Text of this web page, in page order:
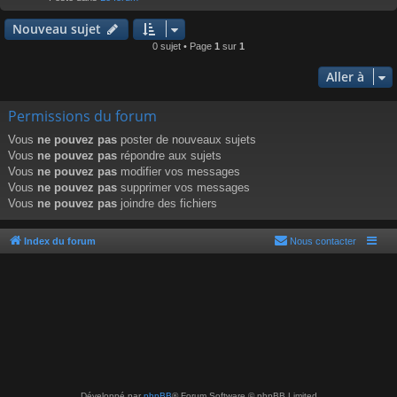
Nouveau sujet
0 sujet • Page 1 sur 1
Aller à
Permissions du forum
Vous ne pouvez pas poster de nouveaux sujets
Vous ne pouvez pas répondre aux sujets
Vous ne pouvez pas modifier vos messages
Vous ne pouvez pas supprimer vos messages
Vous ne pouvez pas joindre des fichiers
Index du forum Nous contacter